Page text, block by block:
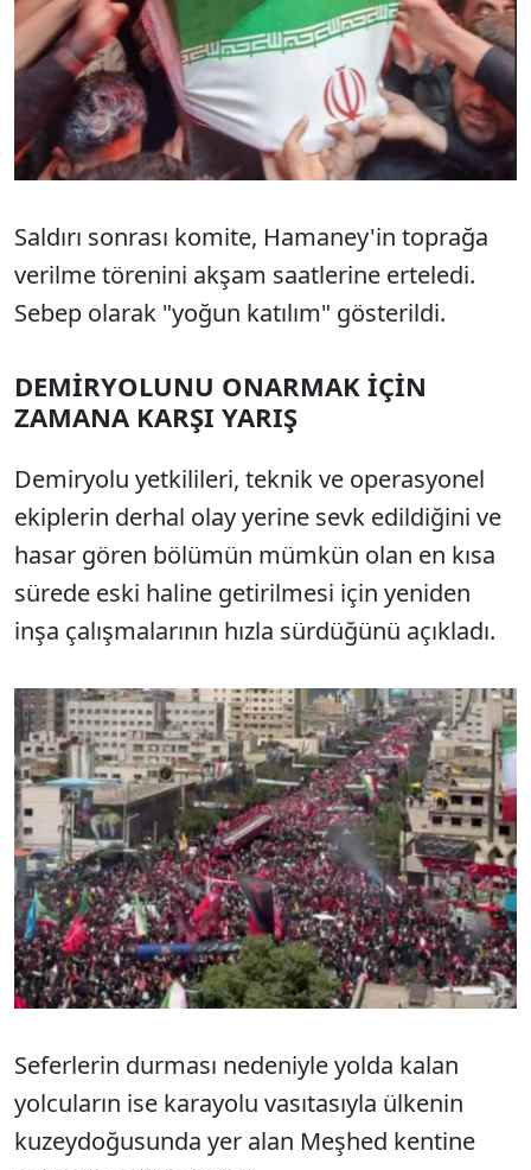
Saldırı sonrası komite, Hamaney'in toprağa
verilme törenini akşam saatlerine erteledi.
Sebep olarak "yoğun katılım" gösterildi.
DEMİRYOLUNU ONARMAK İÇİN
ZAMANA KARŞI YARIŞ
Demiryolu yetkilileri, teknik ve operasyonel
ekiplerin derhal olay yerine sevk edildiğini ve
hasar gören bölümün mümkün olan en kısa
sürede eski haline getirilmesi için yeniden
inşa çalışmalarının hızla sürdüğünü açıkladı.
Seferlerin durması nedeniyle yolda kalan
yolcuların ise karayolu vasıtasıyla ülkenin
kuzeydoğusunda yer alan Meşhed kentine